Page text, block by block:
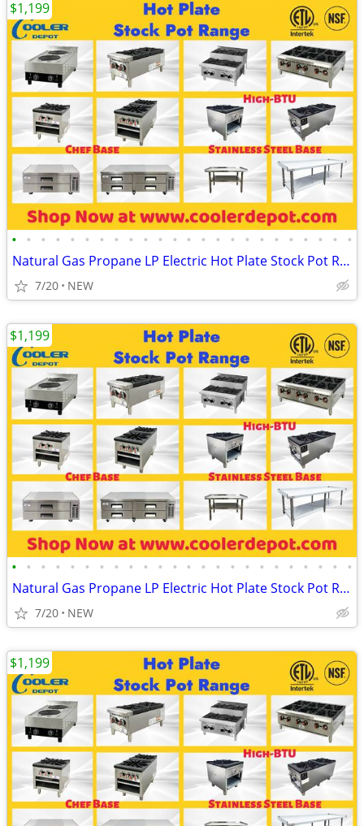
• • • • • • • • • • • • • • • • • • • • • • • •
Natural Gas Propane LP Electric Hot Plate Stock Pot Range
7/20 NEW
$1,199
• • • • • • • • • • • • • • • • • • • • • • • •
Natural Gas Propane LP Electric Hot Plate Stock Pot Range
7/20 NEW
$1,199
$1,199